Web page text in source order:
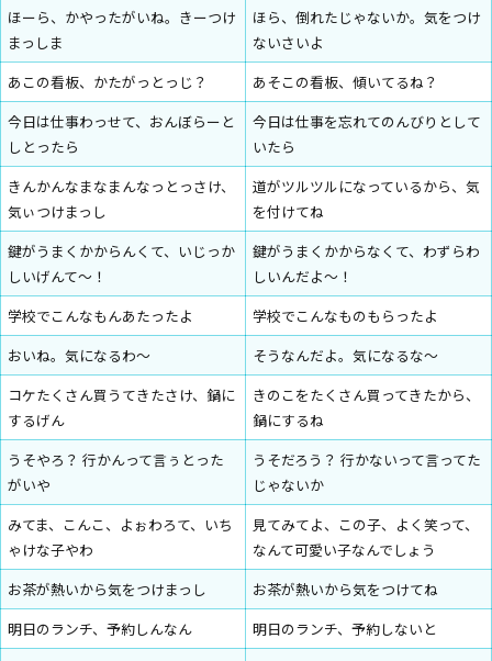
ほーら、かやったがいね。きーつけ
まっしま
ほら、倒れたじゃないか。気をつけ
ないさいよ
あこの看板、かたがっとっじ？
あそこの看板、傾いてるね？
今日は仕事わっせて、おんぼらーと
しとったら
今日は仕事を忘れてのんびりとして
いたら
きんかんなまなまんなっとっさけ、
気ぃつけまっし
道がツルツルになっているから、気
を付けてね
鍵がうまくかからんくて、いじっか
しいげんて～！
鍵がうまくかからなくて、わずらわ
しいんだよ～！
学校でこんなもんあたったよ
学校でこんなものもらったよ
おいね。気になるわ～
そうなんだよ。気になるな～
コケたくさん買うてきたさけ、鍋に
するげん
きのこをたくさん買ってきたから、
鍋にするね
うそやろ？ 行かんって言ぅとった
がいや
うそだろう？ 行かないって言ってた
じゃないか
みてま、こんこ、よぉわろて、いち
ゃけな子やわ
見てみてよ、この子、よく笑って、
なんて可愛い子なんでしょう
お茶が熱いから気をつけまっし
お茶が熱いから気をつけてね
明日のランチ、予約しんなん
明日のランチ、予約しないと